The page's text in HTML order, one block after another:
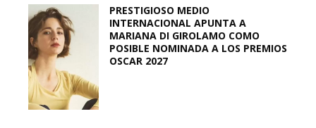
PRESTIGIOSO MEDIO
INTERNACIONAL APUNTA A
MARIANA DI GIROLAMO COMO
POSIBLE NOMINADA A LOS PREMIOS
OSCAR 2027